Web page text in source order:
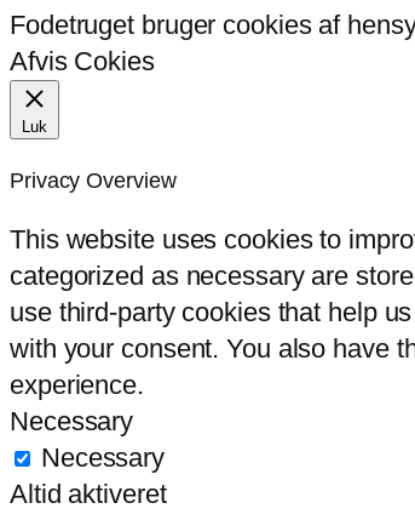
Fodetruget bruger cookies af
Afvis Cokies
Luk
Privacy Overview
This website uses cookies to
categorized as necessary are
use third-party cookies that help
with your consent. You also have
experience.
Necessary
Necessary
Altid aktiveret